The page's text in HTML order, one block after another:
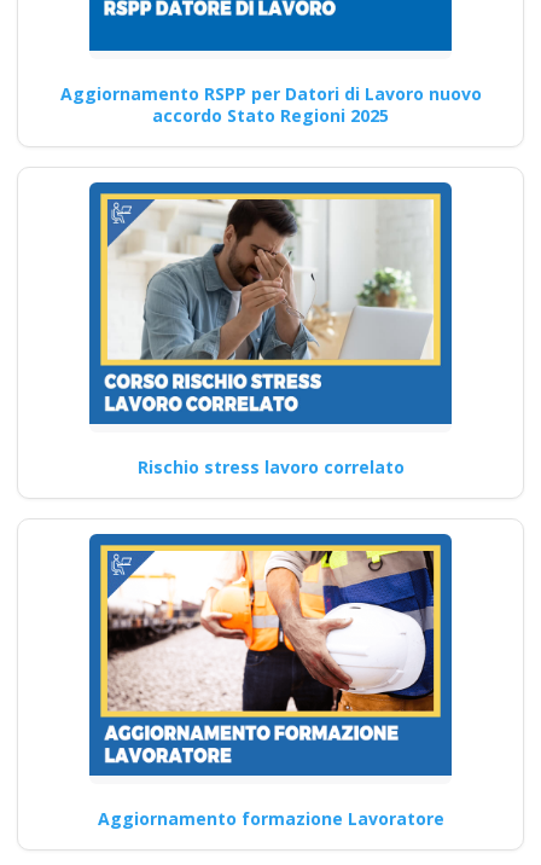
sulla sicurezza…
Gestione del rischio
basso: corso sulla
parte generale
dell'accordo Stato-
Regioni 2025 per
Modulo Aggiuntivo
Cantieri Edili 6 ore
Quali sono le implicazioni
dell'accordo Stato-Regioni
sulle politiche di sicurezza sul
lavoro…
Aggiornamento RSPP per Datori di Lavoro nuovo
accordo Stato Regioni 2025
Rischio stress lavoro correlato
Aggiornamento formazione Lavoratore